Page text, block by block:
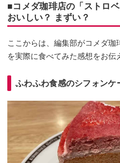
■コメダ珈琲店の「ストロ
おいしい？ まずい？
ここからは、編集部がコメダ珈
を実際に食べてみた感想をお伝
ふわふわ食感のシフォンケ